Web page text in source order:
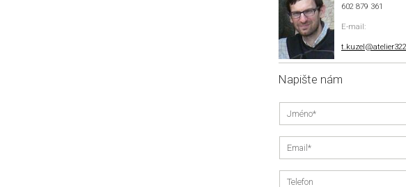
602 879 361
E-mail:
Napište nám